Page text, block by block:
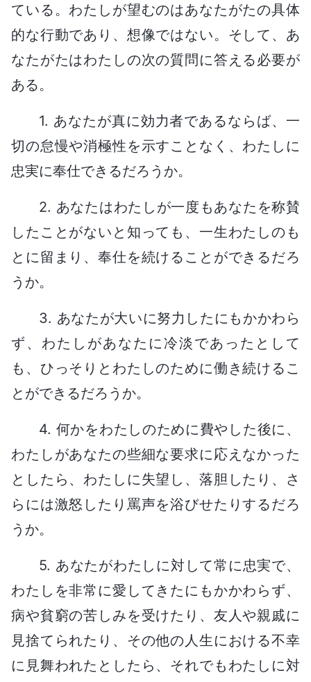
ている。わたしが望むのはあなたがたの具体
的な行動であり、想像ではない。そして、あ
なたがたはわたしの次の質問に答える必要が
ある。
1. あなたが真に効力者であるならば、一
切の怠慢や消極性を示すことなく、わたしに
忠実に奉仕できるだろうか。
2. あなたはわたしが一度もあなたを称賛
したことがないと知っても、一生わたしのも
とに留まり、奉仕を続けることができるだろ
うか。
3. あなたが大いに努力したにもかかわら
ず、わたしがあなたに冷淡であったとして
も、ひっそりとわたしのために働き続けるこ
とができるだろうか。
4. 何かをわたしのために費やした後に、
わたしがあなたの些細な要求に応えなかった
としたら、わたしに失望し、落胆したり、さ
らには激怒したり罵声を浴びせたりするだろ
うか。
5. あなたがわたしに対して常に忠実で、
わたしを非常に愛してきたにもかかわらず、
病や貧窮の苦しみを受けたり、友人や親戚に
見捨てられたり、その他の人生における不幸
に見舞われたとしたら、それでもわたしに対